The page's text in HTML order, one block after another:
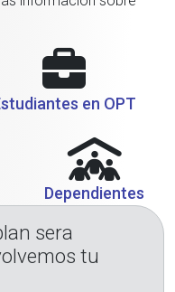
en OPT
Dependientes
sera
tu